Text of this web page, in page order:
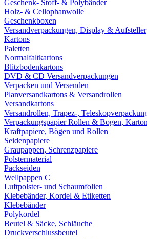
Geschenk- Stoff- & Polybänder
Holz- & Cellophanwolle
Geschenkboxen
Versandverpackungen, Display & Aufsteller
Kartons
Paletten
Normalfaltkartons
Blitzbodenkartons
DVD & CD Versandverpackungen
Verpacken und Versenden
Planversandkartons & Versandrollen
Versandkartons
Versandrollen, Trapez-,
Verpackungspapier Rollen & Bogen,
Kraftpapiere, Bögen und Rollen
Seidenpapiere
Graupappen, Schrenzpapiere
Polstermaterial
Packseiden
Wellpappen C
Luftpolster- und Schaumfolien
Klebebänder, Kordel & Etiketten
Klebebänder
Polykordel
Beutel & Säcke, Schläuche
Druckverschlussbeutel